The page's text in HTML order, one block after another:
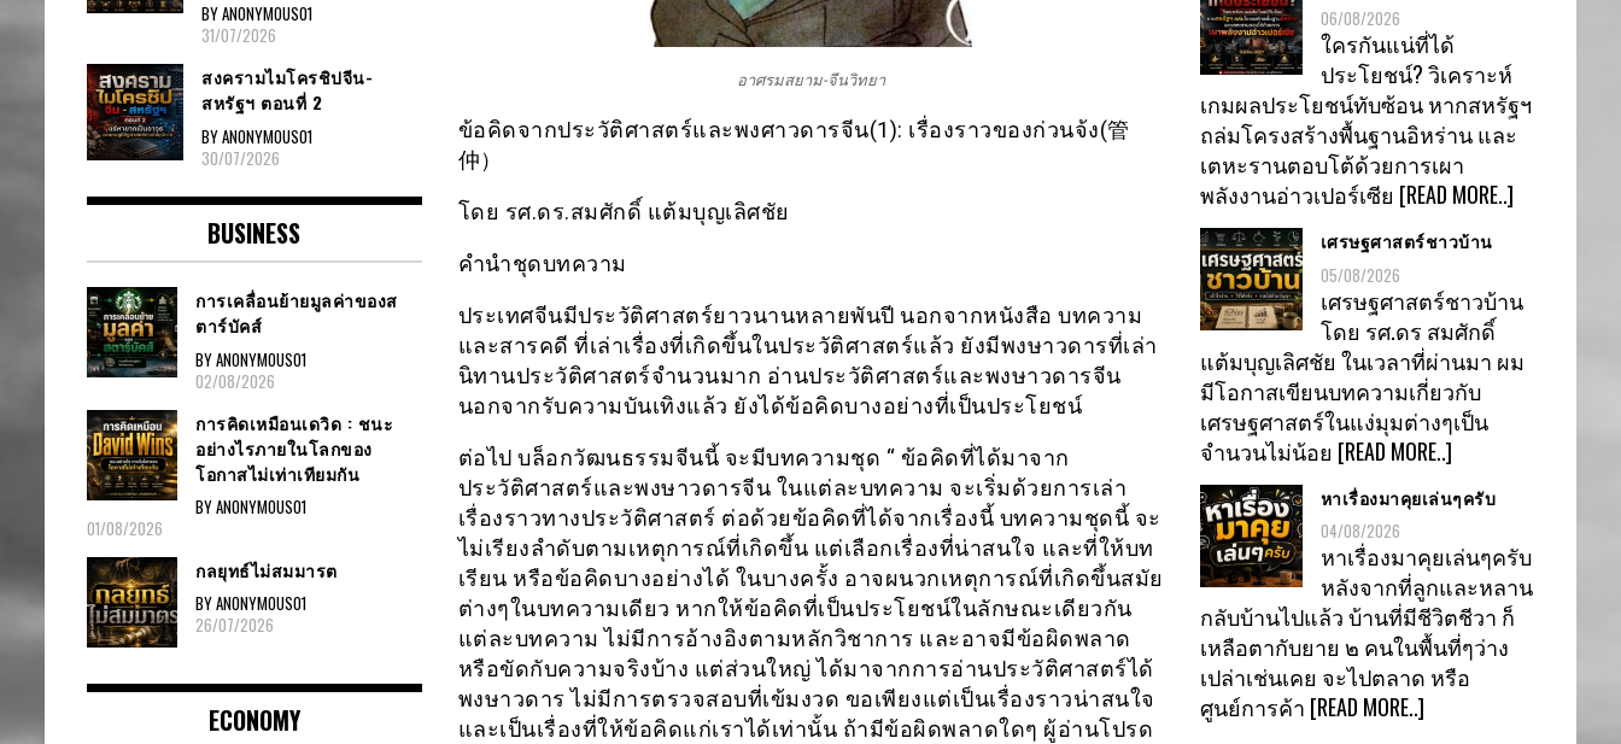
อาศรมสยาม-จีนวิทยา
ข้อคิดจากประวัติศาสตร์และพงศาวดารจีน(1): เรื่องราวของก่วนจ้ง(管
仲）
โดย​ รศ.ดร.สมศักดิ์ แต้มบุญเลิศชัย
คำนำชุดบทความ
ประเทศจีนมีประวัติศาสตร์ยาวนานหลายพันปี นอกจากหนังสือ บทความ
และสารคดี ที่เล่าเรื่องที่เกิดขึ้นในประวัติศาสตร์แล้ว ยังมีพงษาวดารที่เล่า
นิทานประวัติศาสตร์จำนวนมาก อ่านประวัติศาสตร์และพงษาวดารจีน
นอกจากรับความบันเทิงแล้ว ยังได้ข้อคิดบางอย่างที่เป็นประโยชน์
ต่อไป บล็อกวัฒนธรรมจีนนี้ จะมีบทความชุด “ ข้อคิดที่ได้มาจาก
ประวัติศาสตร์และพงษาวดารจีน ในแต่ละบทความ จะเริ่มด้วยการเล่า
เรื่องราวทางประวัติศาสตร์ ต่อด้วยข้อคิดที่ได้จากเรื่องนี้ บทความชุดนี้ จะ
ไม่เรียงลำดับตามเหตุการณ์ที่เกิดขึ้น แต่เลือกเรื่องที่น่าสนใจ และที่ให้บท
เรียน หรือข้อคิดบางอย่างได้ ในบางครั้ง อาจผนวกเหตุการณ์ที่เกิดขึ้นสมัย
ต่างๆในบทความเดียว หากให้ข้อคิดที่เป็นประโยชน์ในลักษณะเดียวกัน
แต่ละบทความ ไม่มีการอ้างอิงตามหลักวิชาการ และอาจมีข้อผิดพลาด
หรือขัดกับความจริงบ้าง แต่ส่วนใหญ่ ได้มาจากการอ่านประวัติศาสตร์ได้
พงษาวดาร ไม่มีการตรวจสอบที่เข้มงวด ขอเพียงแต่เป็นเรื่องราวน่าสนใจ
และเป็นเรื่องที่ให้ข้อคิดแก่เราได้เท่านั้น ถ้ามีข้อผิดพลาดใดๆ ผู้อ่านโปรด
BY ANONYMOUS01
31/07/2026
สงครามไมโครชิปจีน-
สหรัฐฯ ตอนที่ 2
BY ANONYMOUS01
30/07/2026
BUSINESS
การเคลื่อนย้ายมูลค่าของส
ตาร์บัคส์
BY ANONYMOUS01
02/08/2026
การคิดเหมือนเดวิด : ชนะ
อย่างไรภายในโลกของ
โอกาสไม่เท่าเทียมกัน
BY ANONYMOUS01
01/08/2026
กลยุทธ์ไม่สมมารต
BY ANONYMOUS01
26/07/2026
ECONOMY
06/08/2026
ใครกันแน่ที่ได้
ประโยชน์? วิเคราะห์
เกมผลประโยชน์ทับซ้อน หากสหรัฐฯ
ถล่มโครงสร้างพื้นฐานอิหร่าน และ
เตหะรานตอบโต้ด้วยการเผา
พลังงานอ่าวเปอร์เซีย [READ MORE..]
เศรษฐศาสตร์ชาวบ้าน
05/08/2026
เศรษฐศาสตร์ชาวบ้าน
โดย รศ.ดร สมศักดิ์
แต้มบุญเลิศชัย ในเวลาที่ผ่านมา ผม
มีโอกาสเขียนบทความเกี่ยวกับ
เศรษฐศาสตร์ในแง่มุมต่างๆเป็น
จำนวนไม่น้อย [READ MORE..]
หาเรื่องมาคุยเล่นๆครับ
04/08/2026
หาเรื่องมาคุยเล่นๆครับ
หลังจากที่ลูกและหลาน
กลับบ้านไปแล้ว บ้านที่มีชีวิตชีวา ก็
เหลือตากับยาย ๒ คนในพื้นที่ๆว่าง
เปล่าเช่นเคย จะไปตลาด หรือ
ศูนย์การค้า [READ MORE..]